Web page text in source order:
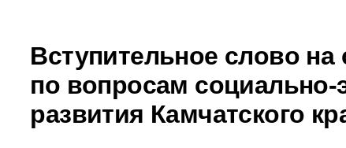
Вступительное слово
по вопросам социально-
развития Камчатского